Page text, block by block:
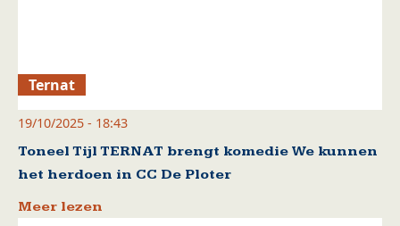
Ternat
19/10/2025 - 18:43
Toneel Tijl TERNAT brengt komedie We kunnen
het herdoen in CC De Ploter
Meer lezen